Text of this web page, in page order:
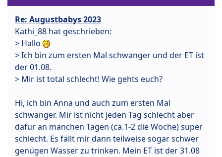
Re: Augustbabys 2023
Kathi_88 hat geschrieben:
> Hallo
> Ich bin zum ersten Mal schwanger und der ET ist
der 01.08.
> Mir ist total schlecht! Wie gehts euch?
Hi, ich bin Anna und auch zum ersten Mal
schwanger. Mir ist nicht jeden Tag schlecht aber
dafür an manchen Tagen (ca.1-2 die Woche) super
schlecht. Es fällt mir dann teilweise sogar schwer
genügen Wasser zu trinken. Mein ET ist der 31.08